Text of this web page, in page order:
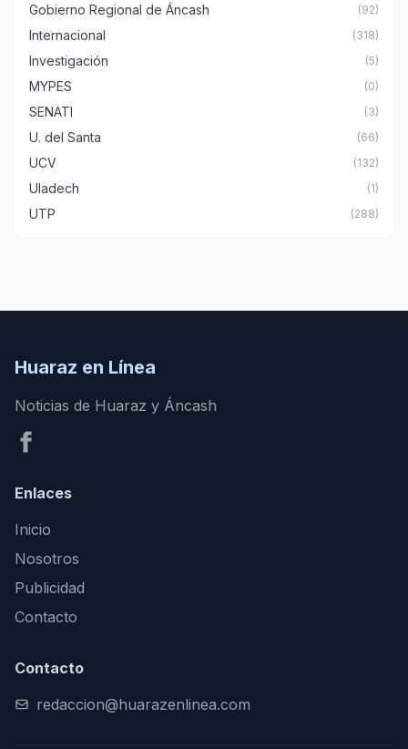
Gobierno Regional de Áncash (92)
Internacional (318)
Investigación (5)
MYPES (0)
SENATI (3)
U. del Santa (66)
UCV (132)
Uladech (1)
UTP (288)
Huaraz en Línea
Noticias de Huaraz y Áncash
Enlaces
Inicio
Nosotros
Publicidad
Contacto
Contacto
redaccion@huarazenlinea.com